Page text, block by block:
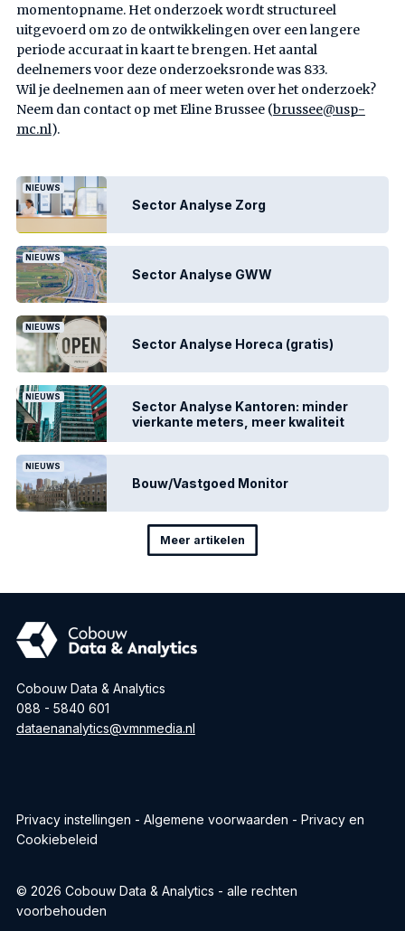
momentopname. Het onderzoek wordt structureel
uitgevoerd om zo de ontwikkelingen over een langere
periode accuraat in kaart te brengen. Het aantal
deelnemers voor deze onderzoeksronde was 833.
Wil je deelnemen aan of meer weten over het onderzoek?
Neem dan contact op met Eline Brussee (brussee@usp-
mc.nl).
NIEUWS
Sector Analyse Zorg
NIEUWS
Sector Analyse GWW
NIEUWS
Sector Analyse Horeca (gratis)
NIEUWS
Sector Analyse Kantoren: minder
vierkante meters, meer kwaliteit
NIEUWS
Bouw/Vastgoed Monitor
Meer artikelen
Cobouw Data & Analytics
088 - 5840 601
dataenanalytics@vmnmedia.nl
© 2026 Cobouw Data & Analytics - alle rechten
voorbehouden
Privacy instellingen Algemene voorwaarden
Privacy en
Cookiebeleid